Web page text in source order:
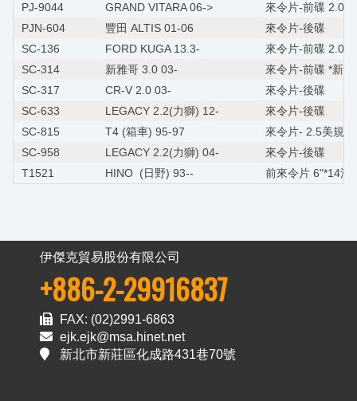
PJ-9044
GRAND VITARA 06->
來令片-前碟 2.0/
PJN-604
豐田 ALTIS 01-06
來令片-後碟
SC-136
FORD KUGA 13.3-
來令片-前碟 2.0
SC-314
新雅哥 3.0 03-
來令片-前碟 *新
SC-317
CR-V 2.0 03-
來令片-後碟
SC-633
LEGACY 2.2(力獅) 12-
來令片-後碟
SC-815
T4 (箱車) 95-97
來令片- 2.5美規
SC-958
LEGACY 2.2(力獅) 04-
來令片-後碟
T1521
HINO (日野) 93-- 前來令片 6"*14洞*
伊傑克貿易股份有限公司
+886-2-29916837
FAX: (02)2991-6863
ejk.ejk@msa.hinet.net
新北市新莊區化成路431巷70號